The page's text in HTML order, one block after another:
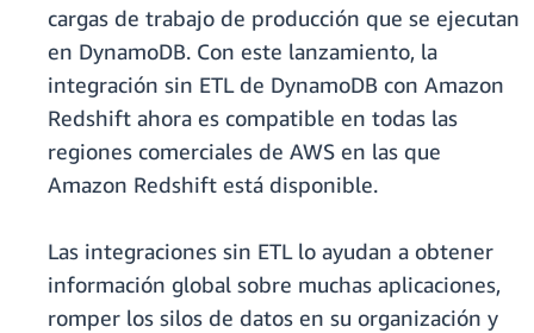
cargas de trabajo de producción que se ejecutan
en DynamoDB. Con este lanzamiento, la
integración sin ETL de DynamoDB con Amazon
Redshift ahora es compatible en todas las
regiones comerciales de AWS en las que
Amazon Redshift está disponible.
Las integraciones sin ETL lo ayudan a obtener
información global sobre muchas aplicaciones,
romper los silos de datos en su organización y